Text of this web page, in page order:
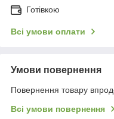
Готівкою
Всі умови оплати
Умови повернення
Повернення товару
Всі умови повернення